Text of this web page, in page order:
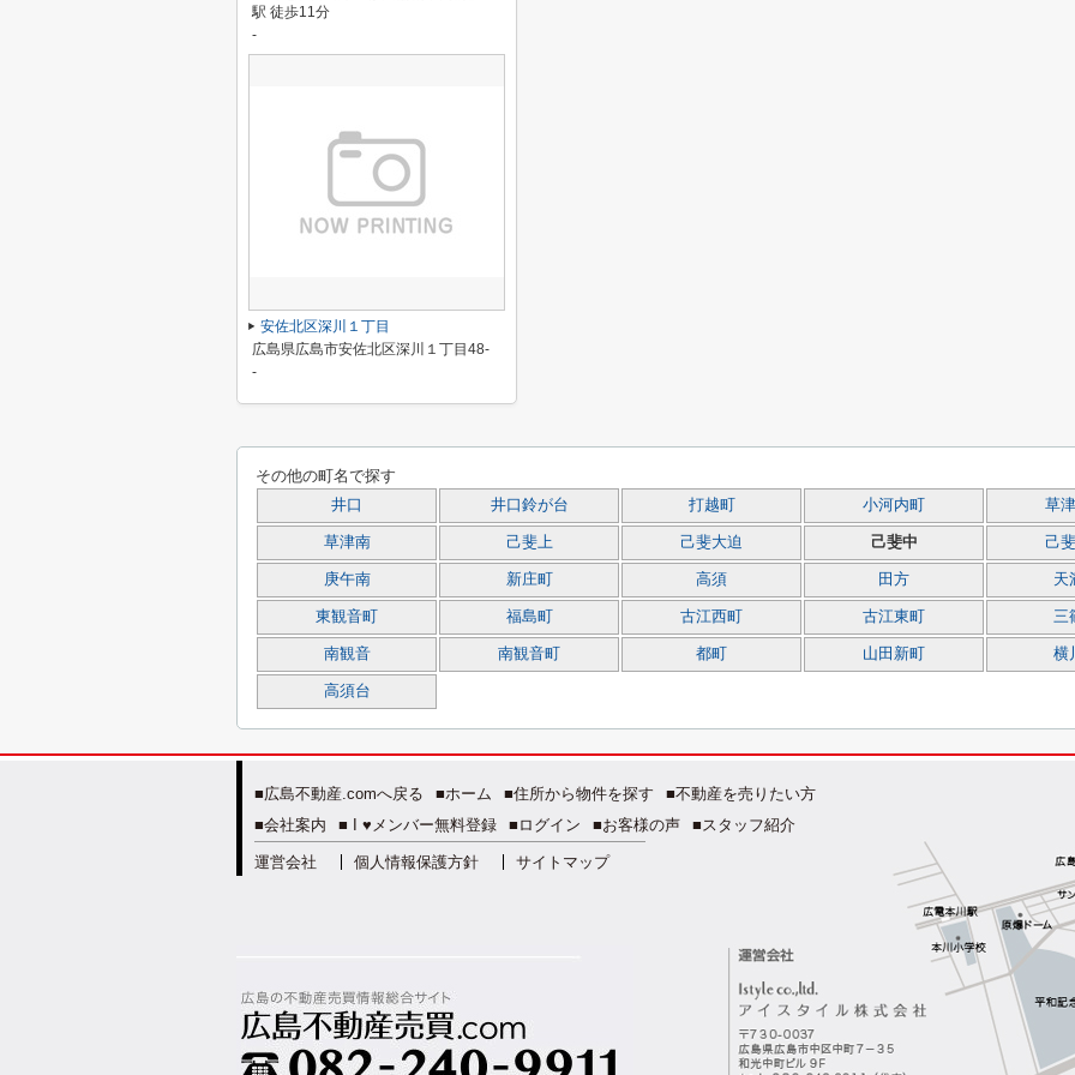
駅 徒歩11分
-
安佐北区深川１丁目
広島県広島市安佐北区深川１丁目48-
-
その他の町名で探す
井口 井口鈴が台 打越町 小河内町 草津
草津南 己斐上 己斐大迫 己斐中 己
庚午南 新庄町 高須 田方 天
東観音町 福島町 古江西町 古江東町 三
南観音 南観音町 都町 山田新町 横
高須台
■広島不動産.comへ戻る ■ホーム ■住所から物件を探す
■不動産を売りたい方
■会社案内
■ I ♥メンバー無料登録 ■ログイン ■お客様の声 ■スタッフ紹介
運営会社 個人情報保護方針 サイトマップ